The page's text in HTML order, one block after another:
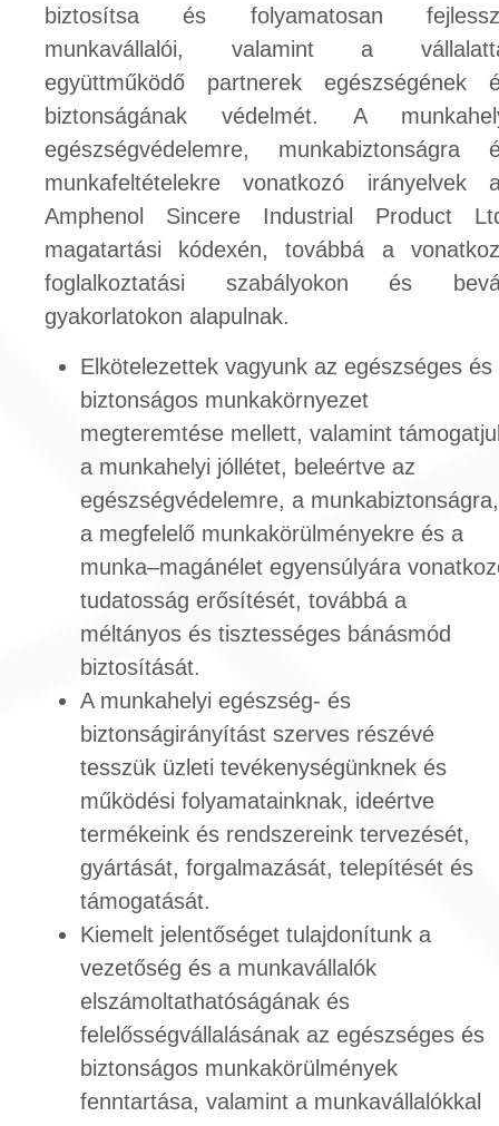
biztosítsa és folyamatosan
munkavállalói, valamint a
együttműködő partnerek egészségének
biztonságának védelmét. A
egészségvédelemre, munkabiztonságra
munkafeltételekre vonatkozó irányelvek
Amphenol Sincere Industrial Product
magatartási kódexén, továbbá a
foglalkoztatási szabályokon és
gyakorlatokon alapulnak.
Elkötelezettek vagyunk az egészséges és
biztonságos munkakörnyezet
megteremtése mellett, valamint
a munkahelyi jóllétet, beleértve az
egészségvédelemre, a munkabiztonságra,
a megfelelő munkakörülményekre és a
munka–magánélet egyensúlyára
tudatosság erősítését, továbbá a
méltányos és tisztességes bánásmód
biztosítását.
A munkahelyi egészség- és
biztonságirányítást szerves részévé
tesszük üzleti tevékenységünknek és
működési folyamatainknak, ideértve
termékeink és rendszereink tervezését,
gyártását, forgalmazását, telepítését és
támogatását.
Kiemelt jelentőséget tulajdonítunk a
vezetőség és a munkavállalók
elszámoltathatóságának és
felelősségvállalásának az egészséges és
biztonságos munkakörülmények
fenntartása, valamint a munkavállalókkal